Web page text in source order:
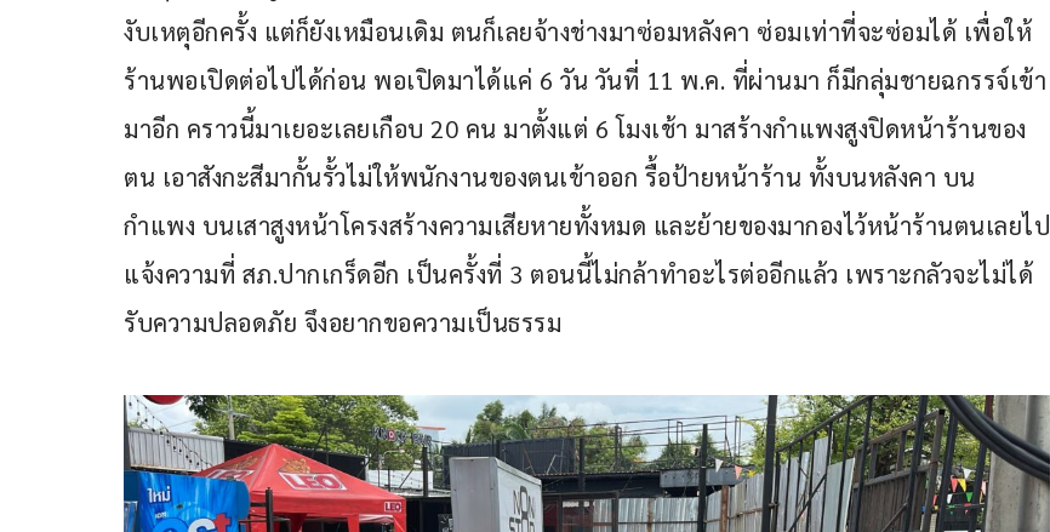
งับเหตุอีกครั้ง แต่ก็ยังเหมือนเดิม ตนก็เลยจ้างช่างมาซ่อมหลังคา ซ่อมเท่าที่จะซ่อมได้ เพื่อให้
ร้านพอเปิดต่อไปได้ก่อน พอเปิดมาได้แค่ 6 วัน วันที่ 11 พ.ค. ที่ผ่านมา ก็มีกลุ่มชายฉกรรจ์เข้า
มาอีก คราวนี้มาเยอะเลยเกือบ 20 คน มาตั้งแต่ 6 โมงเช้า มาสร้างกำแพงสูงปิดหน้าร้านของ
ตน เอาสังกะสีมากั้นรั้วไม่ให้พนักงานของตนเข้าออก รื้อป้ายหน้าร้าน ทั้งบนหลังคา บน
กำแพง บนเสาสูงหน้าโครงสร้างความเสียหายทั้งหมด และย้ายของมากองไว้หน้าร้านตนเลยไป
แจ้งความที่ สภ.ปากเกร็ดอีก เป็นครั้งที่ 3 ตอนนี้ไม่กล้าทำอะไรต่ออีกแล้ว เพราะกลัวจะไม่ได้
รับความปลอดภัย จึงอยากขอความเป็นธรรม